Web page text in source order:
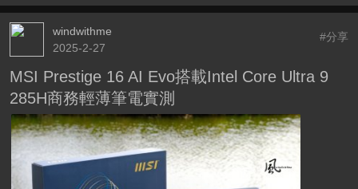
windwithme
2025-2-27
#分享
MSI Prestige 16 AI Evo搭載Intel Core Ultra 9
285H商務輕薄筆電實測